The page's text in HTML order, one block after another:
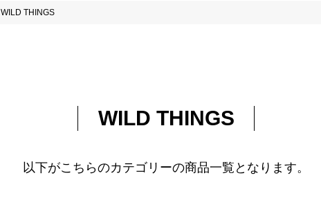
WILD THINGS
WILD THINGS
以下がこちらのカテゴリーの商品一覧となります。